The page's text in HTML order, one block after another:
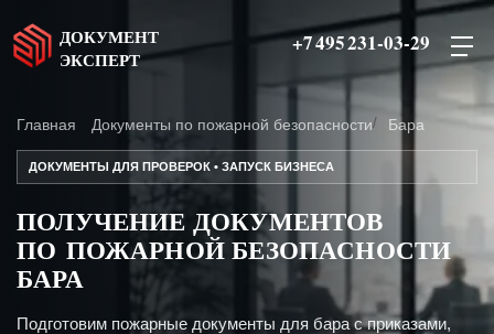
ДОКУМЕНТ
ЭКСПЕРТ
+7 495 231-03-29
Главная Документы по пожарной безопасности Бара
ДОКУМЕНТЫ ДЛЯ ПРОВЕРОК • ЗАПУСК БИЗНЕСА
ПОЛУЧЕНИЕ ДОКУМЕНТОВ
ПО ПОЖАРНОЙ БЕЗОПАСНОСТИ
БАРА
Подготовим пожарные документы для бара с приказами,